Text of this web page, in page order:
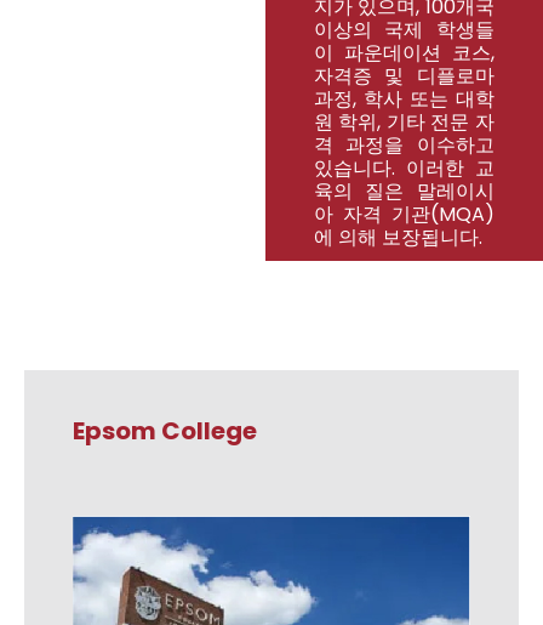
지가 있으며, 100개국
이상의 국제 학생들
이 파운데이션 코스,
자격증 및 디플로마
과정, 학사 또는 대학
원 학위, 기타 전문 자
격 과정을 이수하고
있습니다. 이러한 교
육의 질은 말레이시
아 자격 기관(MQA)
에 의해 보장됩니다.
Epsom College